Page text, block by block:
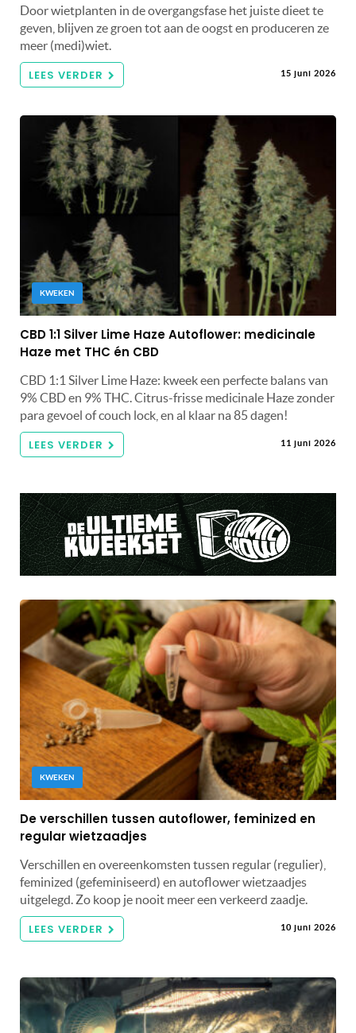
Door wietplanten in de overgangsfase het juiste dieet te
geven, blijven ze groen tot aan de oogst en produceren ze
meer (medi)wiet.
LEES VERDER 15 juni 2026
KWEKEN
CBD 1:1 Silver Lime Haze Autoflower: medicinale
Haze met THC én CBD
CBD 1:1 Silver Lime Haze: kweek een perfecte balans van
9% CBD en 9% THC. Citrus-frisse medicinale Haze zonder
para gevoel of couch lock, en al klaar na 85 dagen!
LEES VERDER 11 juni 2026
KWEKEN
De verschillen tussen autoflower, feminized en
regular wietzaadjes
Verschillen en overeenkomsten tussen regular (regulier),
feminized (gefeminiseerd) en autoflower wietzaadjes
uitgelegd. Zo koop je nooit meer een verkeerd zaadje.
LEES VERDER 10 juni 2026